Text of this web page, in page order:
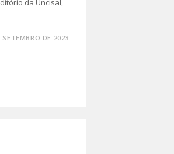
da Uncisal,
SETEMBRO DE 2023